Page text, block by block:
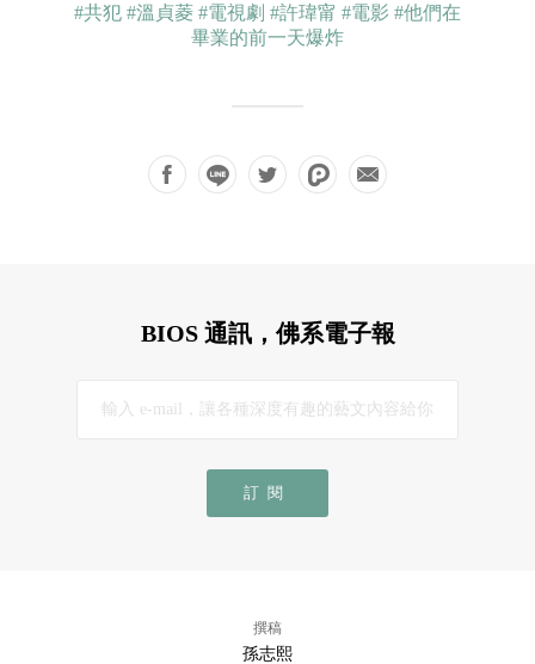
#共犯 #溫貞菱 #電視劇 #許瑋甯 #電影 #他們在
畢業的前一天爆炸
BIOS 通訊，佛系電子報
訂閱
撰稿
孫志熙